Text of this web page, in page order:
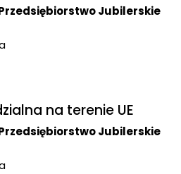
Jubilerskie
na terenie UE
Jubilerskie